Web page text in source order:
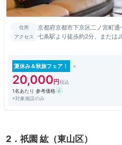
住所 京都府京都市下京区二ノ宮町
アクセス 七条駅より徒歩約2分、または
夏休み＆秋旅フェア！
20,000
1名あたり 参考価格
※対象施設のみ
2．祇園 紘（東山区）